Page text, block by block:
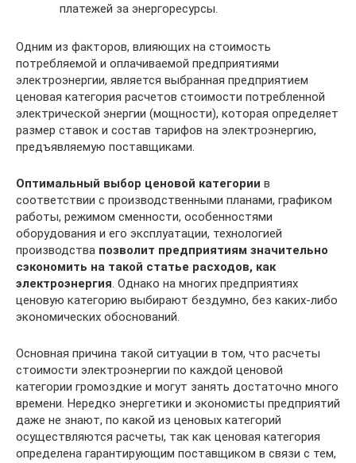
платежей за энергоресурсы.
Одним из факторов, влияющих на стоимость
потребляемой и оплачиваемой предприятиями
электроэнергии, является выбранная предприятием
ценовая категория расчетов стоимости потребленной
электрической энергии (мощности), которая определяет
размер ставок и состав тарифов на электроэнергию,
предъявляемую поставщиками.
Оптимальный выбор ценовой категории в
соответствии с производственными планами, графиком
работы, режимом сменности, особенностями
оборудования и его эксплуатации, технологией
производства позволит предприятиям значительно
сэкономить на такой статье расходов, как
электроэнергия . Однако на многих предприятиях
ценовую категорию выбирают бездумно, без каких-либо
экономических обоснований.
Основная причина такой ситуации в том, что расчеты
стоимости электроэнергии по каждой ценовой
категории громоздкие и могут занять достаточно много
времени. Нередко энергетики и экономисты предприятий
даже не знают, по какой из ценовых категорий
осуществляются расчеты, так как ценовая категория
определена гарантирующим поставщиком в связи с тем,